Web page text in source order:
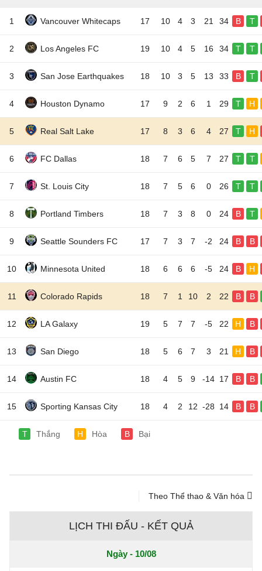
1 Vancouver Whitecaps 17 10 4 3 21 34 B T
2 Los Angeles FC 19 10 4 5 16 34 T T
3 San Jose Earthquakes 18 10 3 5 13 33 B T
4 Houston Dynamo 17 9 2 6 1 29 T H
5 Real Salt Lake 17 8 3 6 4 27 T H
6 FC Dallas 18 7 6 5 7 27 T T
7 St. Louis City 18 7 5 6 0 26 T T
8 Portland Timbers 18 7 3 8 0 24 B T
9 Seattle Sounders FC 17 7 3 7 -2 24 B B
10 Minnesota United 18 6 6 6 -5 24 B H
11 Colorado Rapids 18 7 1 10 2 22 B B
12 LA Galaxy 19 5 7 7 -5 22 H B
13 San Diego 18 5 6 7 3 21 H B
14 Austin FC 18 4 5 9 -14 17 B B
15 Sporting Kansas City 18 4 2 12 -28 14 B B
T Thắng H Hòa B Bại
Theo Thể thao & Văn hóa
LỊCH THI ĐẤU - KẾT QUẢ
Ngày - 10/08